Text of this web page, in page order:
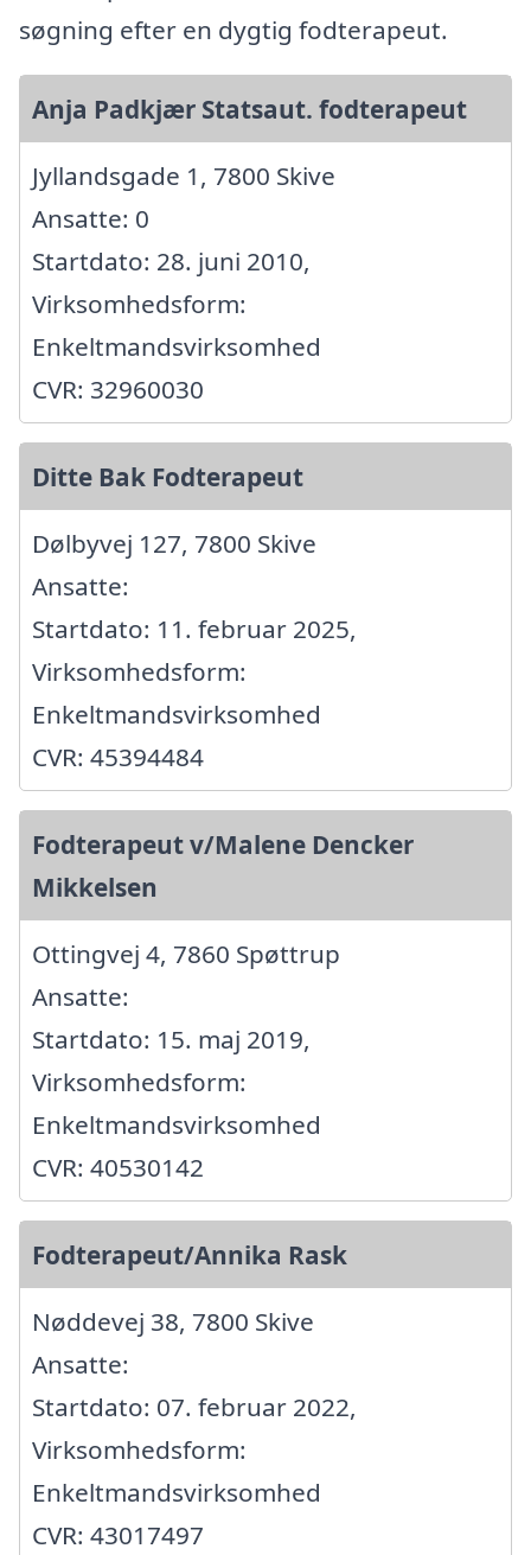
søgning efter en dygtig fodterapeut.
Anja Padkjær Statsaut. fodterapeut
Jyllandsgade 1, 7800 Skive
Ansatte: 0
Startdato: 28. juni 2010,
Virksomhedsform:
Enkeltmandsvirksomhed
CVR: 32960030
Ditte Bak Fodterapeut
Dølbyvej 127, 7800 Skive
Ansatte:
Startdato: 11. februar 2025,
Virksomhedsform:
Enkeltmandsvirksomhed
CVR: 45394484
Fodterapeut v/Malene Dencker
Mikkelsen
Ottingvej 4, 7860 Spøttrup
Ansatte:
Startdato: 15. maj 2019,
Virksomhedsform:
Enkeltmandsvirksomhed
CVR: 40530142
Fodterapeut/Annika Rask
Nøddevej 38, 7800 Skive
Ansatte:
Startdato: 07. februar 2022,
Virksomhedsform:
Enkeltmandsvirksomhed
CVR: 43017497